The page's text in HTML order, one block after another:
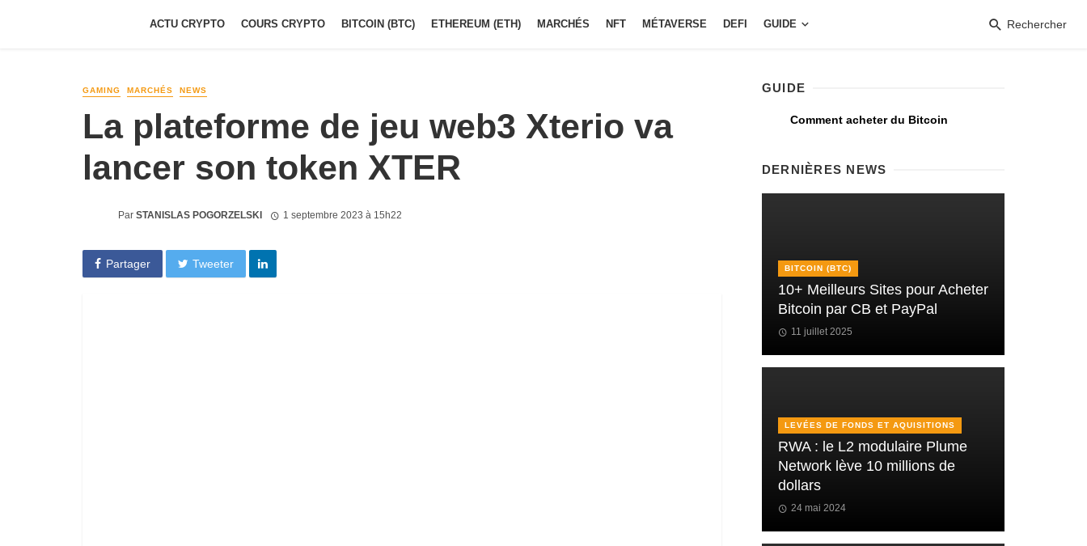
ACTU CRYPTO COURS CRYPTO BITCOIN (BTC) ETHEREUM (ETH) MARCHÉS NFT MÉTAVERSE DEFI GUIDE Rechercher
GAMING MARCHÉS NEWS
La plateforme de jeu web3 Xterio va
lancer son token XTER
Par STANISLAS POGORZELSKI 1 septembre 2023 à 15h22
Partager Tweeter
GUIDE
Comment acheter du Bitcoin
DERNIÈRES NEWS
BITCOIN (BTC)
10+ Meilleurs Sites pour Acheter
Bitcoin par CB et PayPal
11 juillet 2025
LEVÉES DE FONDS ET AQUISITIONS
RWA : le L2 modulaire Plume
Network lève 10 millions de
dollars
24 mai 2024